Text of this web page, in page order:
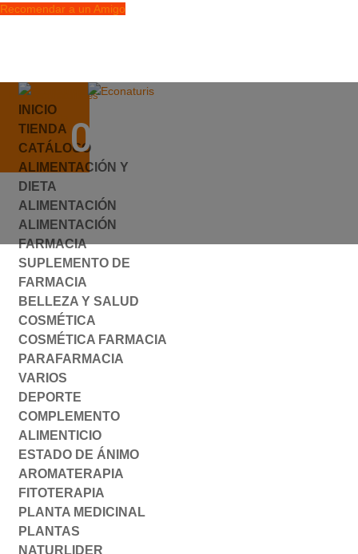
Recomendar a un Amigo
info@econaturis.es
Mi cuenta
Checkout
0 elementos
INICIO
TIENDA
CATÁLOGO
ALIMENTACIÓN Y
DIETA
ALIMENTACIÓN
ALIMENTACIÓN
FARMACIA
SUPLEMENTO DE
FARMACIA
BELLEZA Y SALUD
COSMÉTICA
COSMÉTICA FARMACIA
PARAFARMACIA
VARIOS
DEPORTE
COMPLEMENTO
ALIMENTICIO
ESTADO DE ÁNIMO
AROMATERAPIA
FITOTERAPIA
PLANTA MEDICINAL
PLANTAS
NATURLIDER
086121.JPG